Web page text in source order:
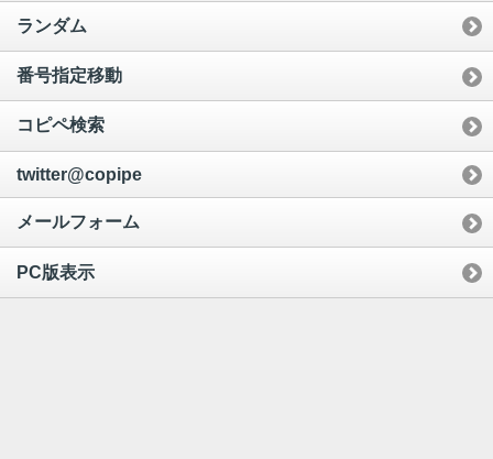
ランダム
番号指定移動
コピペ検索
twitter@copipe
メールフォーム
PC版表示